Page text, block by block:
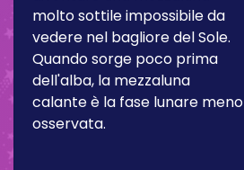
molto sottile impossibile da
vedere nel bagliore del Sole.
Quando sorge poco prima
dell'alba, la mezzaluna
calante è la fase lunare meno
osservata.